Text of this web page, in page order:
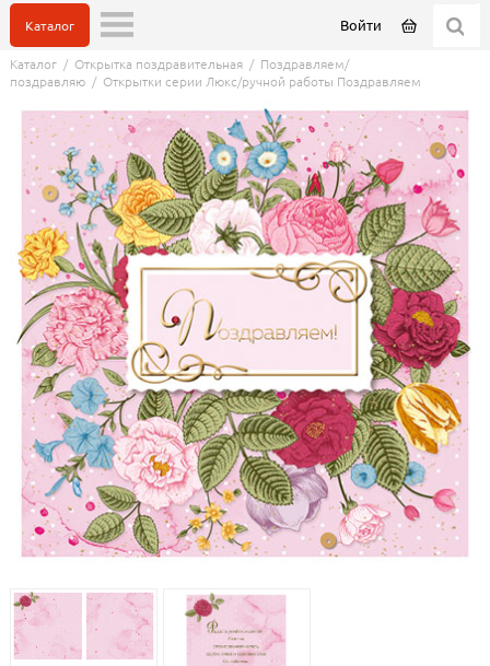
Войти
Каталог
Каталог/ Открытка поздравительная/ Поздравляем/
поздравляю/ Открытки серии Люкс/ручной работы Поздравляем